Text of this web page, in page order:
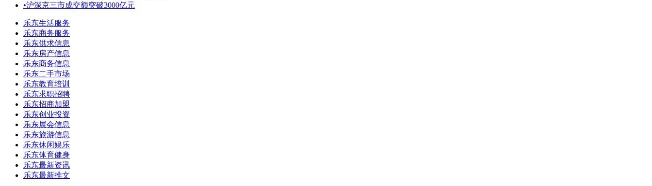
•沪深京三市成交额突破3000亿元
乐东生活服务
乐东商务服务
乐东供求信息
乐东房产信息
乐东商务信息
乐东二手市场
乐东教育培训
乐东求职招聘
乐东招商加盟
乐东创业投资
乐东展会信息
乐东旅游信息
乐东休闲娱乐
乐东体育健身
乐东最新资讯
乐东最新推文